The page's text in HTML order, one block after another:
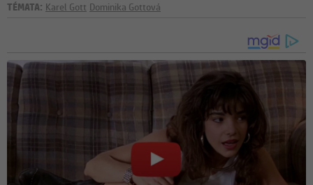
TÉMATA: Karel Gott Dominika Gottová